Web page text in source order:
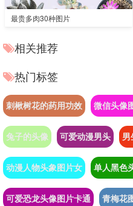
最贵多肉30种图片
相关推荐
热门标签
刺楸树花的药用功效 微信头像
兔子的头像 可爱动漫男头
动漫人物头象图片女 单人黑色
可爱恐龙头像图片卡通 青梅花